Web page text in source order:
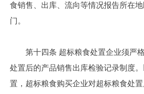
食销售、出库、流向等情况报告所在
门。
第十四条 超标粮食处置企业须严
处置后的产品销售出库检验记录制度
置，超标粮食购买企业对超标粮食处